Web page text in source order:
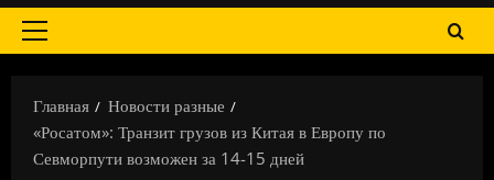
Основное
Главная
Новости разные
«Росатом»: Транзит грузов из Китая в Европу по
Севморпути возможен за 14-15 дней